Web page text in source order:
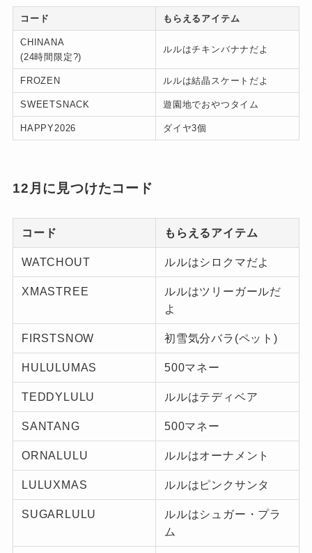
コード もらえるアイテム
CHINANA
(24時間限定?)
ルルはチキンバナナだよ
FROZEN ルルは結晶スケートだよ
SWEETSNACK 遊園地でおやつタイム
HAPPY2026 ダイヤ3個
12月に見つけたコード
コード もらえるアイテム
WATCHOUT ルルはシロクマだよ
XMASTREE
ルルはツリーガールだ
よ
FIRSTSNOW 初雪気分バラ(ペット)
HULULUMAS 500マネー
TEDDYLULU ルルはテディベア
SANTANG 500マネー
ORNALULU ルルはオーナメント
LULUXMAS ルルはピンクサンタ
SUGARLULU
ルルはシュガー・プラ
ム